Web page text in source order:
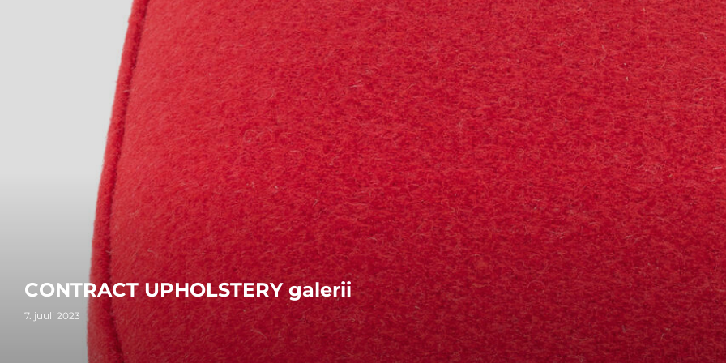
CONTRACT UPHOLSTERY galerii
7. juuli 2023